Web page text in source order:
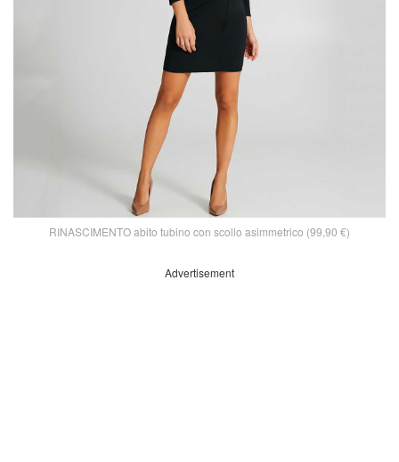
RINASCIMENTO abito tubino con scollo asimmetrico (99,90 €)
Advertisement